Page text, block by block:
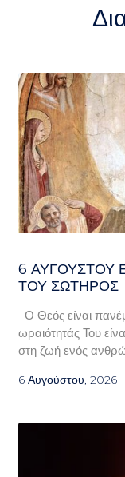
6 ΑΥΓΟΥΣΤΟΥ
ΤΟΥ ΣΩΤΗΡΟΣ
Ο Θεός είναι
ωραιότητάς Του
στη ζωή ενός
6 Αυγούστου, 2026